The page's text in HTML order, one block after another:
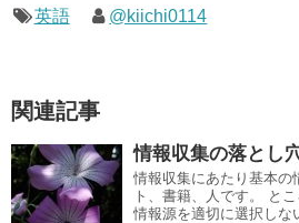
英語 @kiichi0114
関連記事
情報収集の落とし
情報収集にあたり基本の
ト、書籍、人です。 と
情報源を適切に選択しな